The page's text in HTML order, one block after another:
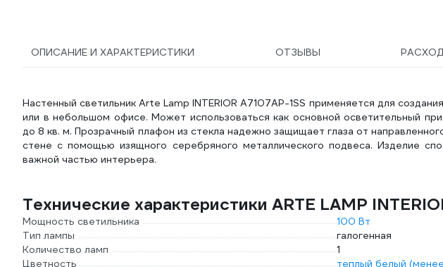
ОПИСАНИЕ И ХАРАКТЕРИСТИКИ ОТЗЫВЫ
Настенный светильник Arte Lamp INTERIOR A7107AP-1SS применяется для
или в небольшом офисе. Может использоваться как основной осветительный
до 8 кв. м. Прозрачный плафон из стекла надежно защищает глаза от
стене с помощью изящного серебряного металлического подвеса. Изделие
важной частью интерьера.
Технические характеристики ARTE LAMP
Мощность светильника
100 Вт
Тип лампы
галогенная
Количество ламп
1
Цветность
теплый белый